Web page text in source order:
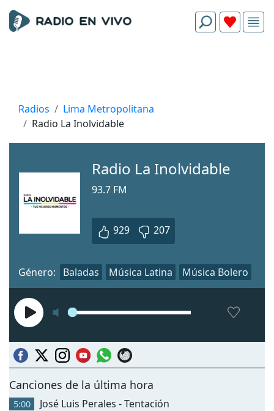
Radios
Lima Metropolitana
Radio La Inolvidable
Radio La Inolvidable
93.7 FM
929 207
Género: Baladas Música Latina Música Bolero
Canciones de la última hora
5:00 José Luis Perales - Tentación